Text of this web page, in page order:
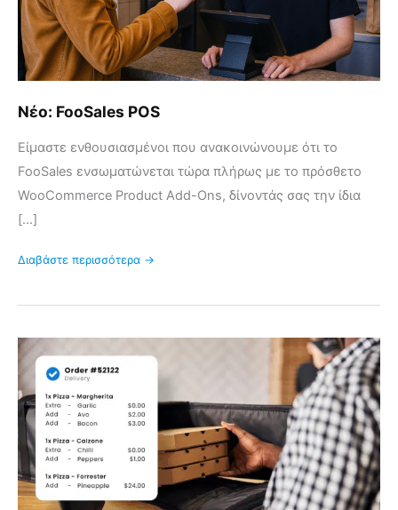
Νέο: FooSales POS
Είμαστε ενθουσιασμένοι που ανακοινώνουμε ότι το
FooSales ενσωματώνεται τώρα πλήρως με το πρόσθετο
WooCommerce Product Add-Ons, δίνοντάς σας την ίδια
[...]
Διαβάστε περισσότερα →
Υπερπλήρωση
του
FooSales
με
τις
νέες
ενσωματώσεις
POS